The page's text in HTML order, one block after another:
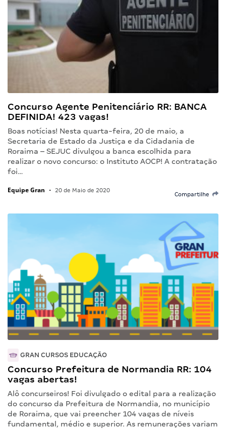
Concurso Agente Penitenciário RR: BANCA
DEFINIDA! 423 vagas!
Boas notícias! Nesta quarta-feira, 20 de maio, a
Secretaria de Estado da Justiça e da Cidadania de
Roraima – SEJUC divulgou a banca escolhida para
realizar o novo concurso: o Instituto AOCP! A contratação
foi…
Equipe Gran • 20 de Maio de 2020
Compartilhe
GRAN CURSOS EDUCAÇÃO
Concurso Prefeitura de Normandia RR: 104
vagas abertas!
Alô concurseiros! Foi divulgado o edital para a realização
do concurso da Prefeitura de Normandia, no município
de Roraima, que vai preencher 104 vagas de níveis
fundamental, médio e superior. As remunerações variam